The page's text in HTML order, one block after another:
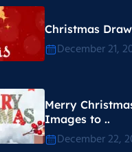
Christmas
December 21,
Merry
Images to ..
December 22,